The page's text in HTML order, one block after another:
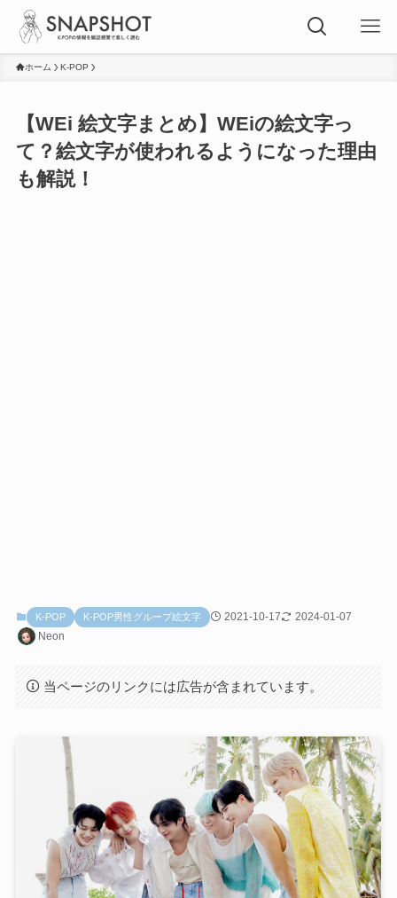
ホーム K-POP
【WEi 絵文字まとめ】WEiの絵文字っ
て？絵文字が使われるようになった理由
も解説！
K-POP K-POP男性グループ絵文字 2021-10-17
2024-01-07
Neon
当ページのリンクには広告が含まれています。